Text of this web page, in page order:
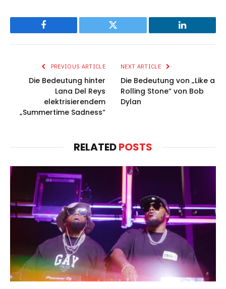
Facebook Twitter LinkedIn
PREVIOUS ARTICLE
Die Bedeutung hinter
Lana Del Reys
elektrisierendem
„Summertime Sadness“
NEXT ARTICLE
Die Bedeutung von „Like a
Rolling Stone“ von Bob
Dylan
RELATEDPOSTS